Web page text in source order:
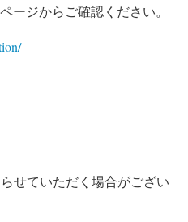
ージからご確認ください。
せていただく場合がござい